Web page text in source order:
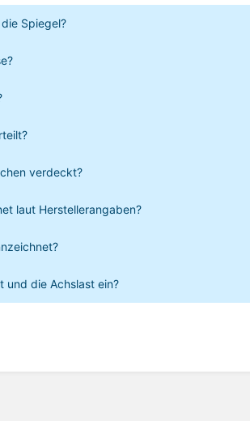
Spiegel?
verdeckt?
laut Herstellerangaben?
und die Achslast ein?